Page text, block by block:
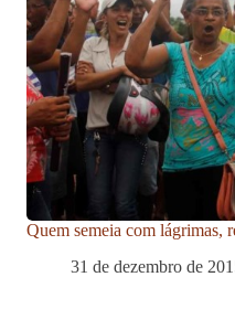
Quem semeia com lágrimas,
31 de dezembro de